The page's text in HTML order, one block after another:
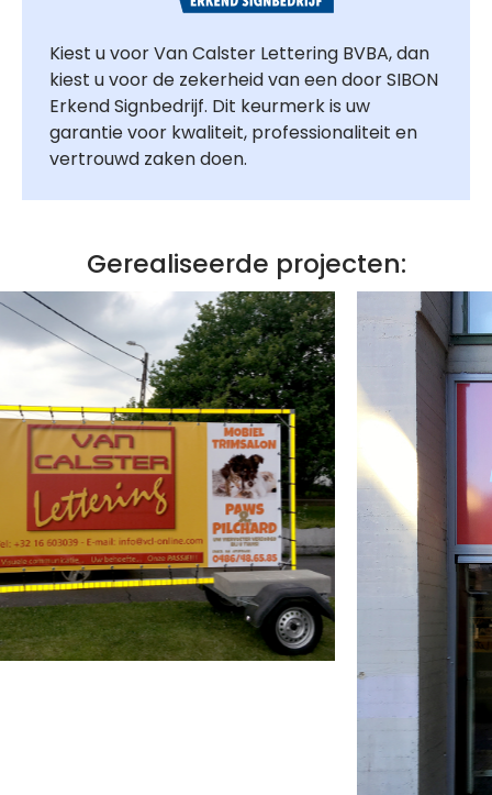
Kiest u voor Van Calster Lettering BVBA, dan
kiest u voor de zekerheid van een door SIBON
Erkend Signbedrijf. Dit keurmerk is uw
garantie voor kwaliteit, professionaliteit en
vertrouwd zaken doen.
Gerealiseerde projecten: